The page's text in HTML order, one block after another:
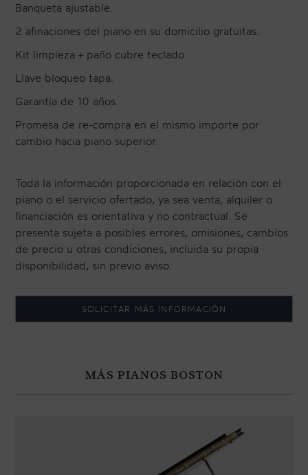
Banqueta ajustable.
2 afinaciones del piano en su domicilio gratuitas.
Kit limpieza + paño cubre teclado.
Llave bloqueo tapa.
Garantía de 10 años.
Promesa de re-compra en el mismo importe por
cambio hacia piano superior.
Toda la información proporcionada en relación con el
piano o el servicio ofertado, ya sea venta, alquiler o
financiación es orientativa y no contractual. Se
presenta sujeta a posibles errores, omisiones, cambios
de precio u otras condiciones, incluida su propia
disponibilidad, sin previo aviso.
SOLICITAR MÁS INFORMACIÓN
MÁS PIANOS BOSTON